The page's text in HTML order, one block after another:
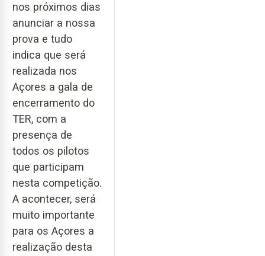
nos próximos dias
anunciar a nossa
prova e tudo
indica que será
realizada nos
Açores a gala de
encerramento do
TER, com a
presença de
todos os pilotos
que participam
nesta competição.
A acontecer, será
muito importante
para os Açores a
realização desta